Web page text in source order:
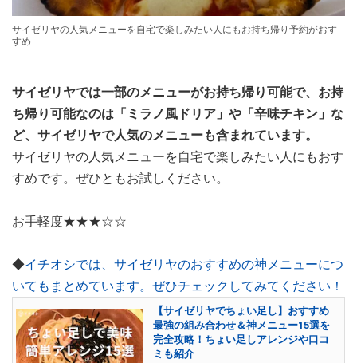
サイゼリヤの人気メニューを自宅で楽しみたい人にもお持ち帰り予約がおす
すめ
サイゼリヤでは一部のメニューがお持ち帰り可能で、お持
ち帰り可能なのは「ミラノ風ドリア」や「辛味チキン」な
ど、サイゼリヤで人気のメニューも含まれています。
サイゼリヤの人気メニューを自宅で楽しみたい人にもおす
すめです。ぜひともお試しください。
お手軽度★★★☆☆
◆イチオシでは、サイゼリヤのおすすめの神メニューにつ
いてもまとめています。ぜひチェックしてみてください！
【サイゼリヤでちょい足し】おすすめ
最強の組み合わせ＆神メニュー15選を
完全攻略！ちょい足しアレンジや口コ
ミも紹介